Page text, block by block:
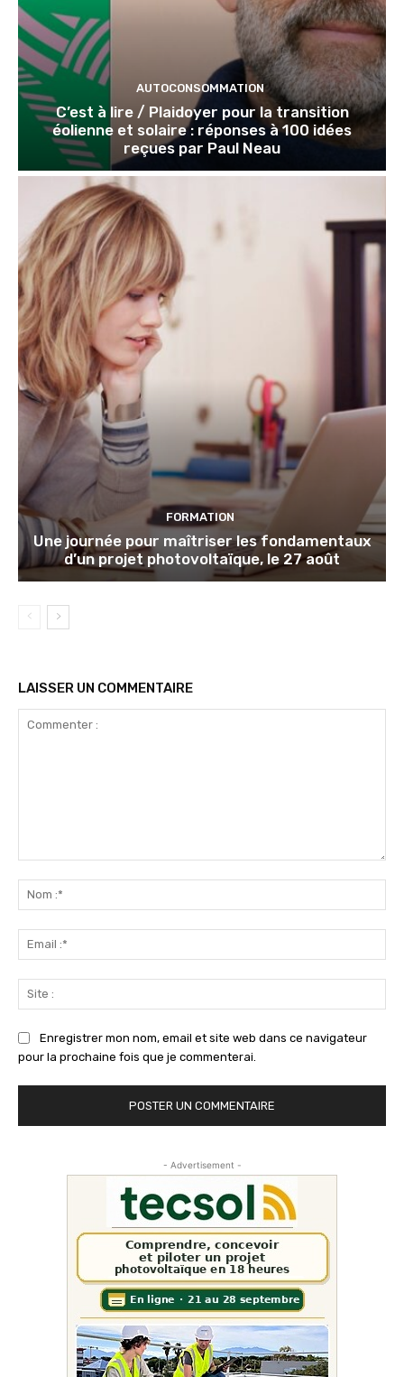
AUTOCONSOMMATION
C’est à lire / Plaidoyer pour la transition
éolienne et solaire : réponses à 100 idées
reçues par Paul Neau
FORMATION
Une journée pour maîtriser les fondamentaux
d’un projet photovoltaïque, le 27 août
LAISSER UN COMMENTAIRE
Enregistrer mon nom, email et site web dans ce navigateur
pour la prochaine fois que je commenterai.
- Advertisement -